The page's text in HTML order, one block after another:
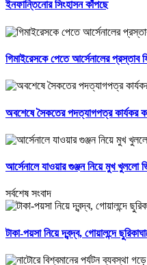
ইনফান্তিনোর সিংহাসন কাঁপছে
গিমাইরেসকে পেতে আর্সেনালের প্রস্তাব
অবশেষে সৈকতের পদত্যাগপত্র কার্যকর
আর্সেনালে যাওয়ার গুঞ্জন নিয়ে মুখ খুললো
সর্বশেষ সংবাদ
টাকা-পয়সা নিয়ে দ্বন্দ্ব, গোয়ালন্দে